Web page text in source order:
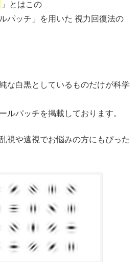
」とはこの
パッチ」を用いた 視力回復法の
な白黒としているものだけが科学
ルパッチを掲載しております。
視や遠視でお悩みの方にもぴった